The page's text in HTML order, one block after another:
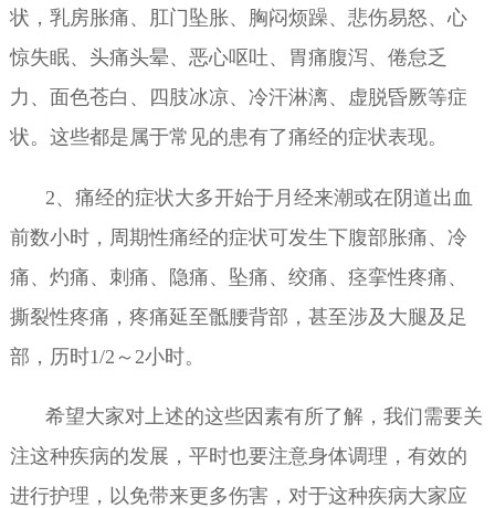
状，乳房胀痛、肛门坠胀、胸闷烦躁、悲伤易怒、心
惊失眠、头痛头晕、恶心呕吐、胃痛腹泻、倦怠乏
力、面色苍白、四肢冰凉、冷汗淋漓、虚脱昏厥等症
状。这些都是属于常见的患有了痛经的症状表现。
2、痛经的症状大多开始于月经来潮或在阴道出血
前数小时，周期性痛经的症状可发生下腹部胀痛、冷
痛、灼痛、刺痛、隐痛、坠痛、绞痛、痉挛性疼痛、
撕裂性疼痛，疼痛延至骶腰背部，甚至涉及大腿及足
部，历时1/2～2小时。
希望大家对上述的这些因素有所了解，我们需要关
注这种疾病的发展，平时也要注意身体调理，有效的
进行护理，以免带来更多伤害，对于这种疾病大家应